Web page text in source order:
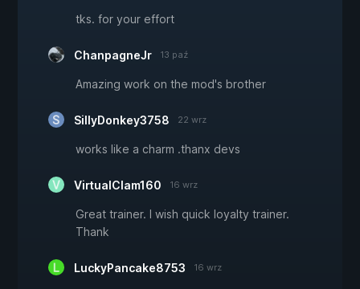
tks. for your effort
ChanpagneJr 13 paź
Amazing work on the mod's brother
SillyDonkey3758 22 wrz
works like a charm .thanx devs
VirtualClam160 16 wrz
Great trainer. I wish quick loyalty trainer.
Thank
LuckyPancake8753 16 wrz